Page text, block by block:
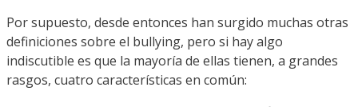
Por supuesto, desde entonces han surgido muchas otras
definiciones sobre el bullying, pero si hay algo
indiscutible es que la mayoría de ellas tienen, a grandes
rasgos, cuatro características en común: